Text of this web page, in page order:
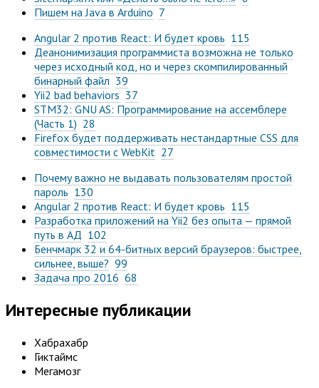
Пишем на Java в Arduino 7
Angular 2 против React: И будет кровь 115
Деанонимизация программиста возможна не только
через исходный код, но и через скомпилированный
бинарный файл 39
Yii2 bad behaviors 37
STM32: GNU AS: Программирование на ассемблере
(Часть 1) 28
Firefox будет поддерживать нестандартные CSS для
совместимости с WebKit 27
Почему важно не выдавать пользователям простой
пароль 130
Angular 2 против React: И будет кровь 115
Разработка приложений на Yii2 без опыта — прямой
путь в АД 102
Бенчмарк 32 и 64-битных версий браузеров: быстрее,
сильнее, выше? 99
Задача про 2016 68
Интересные публикации
Хабрахабр
Гиктаймс
Мегамозг